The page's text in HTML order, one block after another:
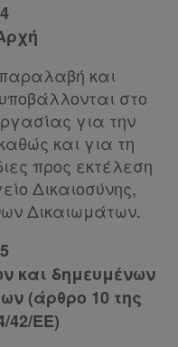
και
στο
για την
και για τη
προς εκτέλεση
Δικαιοσύνης,
Δικαιωμάτων.
και δημευμένων
(άρθρο 10 της
42/EE)